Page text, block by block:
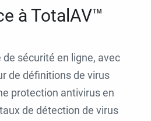
à TotalAV™
sécurité en ligne, avec
de définitions de virus
protection antivirus en
de détection de virus